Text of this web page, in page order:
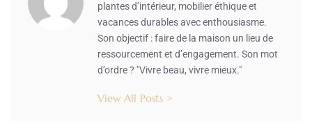
plantes d’intérieur, mobilier éthique et
vacances durables avec enthousiasme.
Son objectif : faire de la maison un lieu de
ressourcement et d’engagement. Son mot
d’ordre ? "Vivre beau, vivre mieux."
View All Posts >